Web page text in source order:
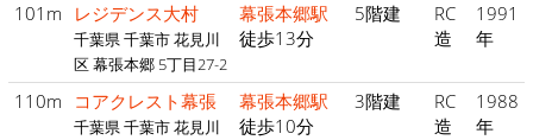
101m レジデンス大村
千葉県 千葉市 花見川
区 幕張本郷 5丁目27-2
幕張本郷駅
徒歩13分
5階建
RC
造
1991
年
110m コアクレスト幕張
千葉県 千葉市 花見川
幕張本郷駅
徒歩10分
3階建
RC
造
1988
年